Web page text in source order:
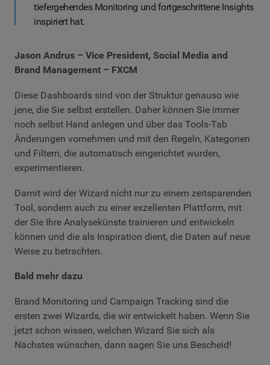
tiefergehendes Monitoring und fortgeschrittene Insights
inspiriert hat.
Jason Andrus – Vice President, Social Media and
Brand Management – FXCM
Diese Dashboards sind von der Struktur genauso wie
jene, die Sie selbst erstellen. Daher können Sie immer
noch selbst Hand anlegen und über das Tools-Tab
Änderungen vornehmen und mit den Regeln, Kategorien
und Filtern, die automatisch eingerichtet wurden,
experimentieren.
Damit wird der Wizard nicht nur zu einem zeitsparenden
Tool, sondern auch zu einer exzellenten Plattform, mit
der Sie Ihre Analysekünste trainieren und entwickeln
können und die als Inspiration dient, die Daten auf neue
Weise zu betrachten.
Bald mehr dazu
Brand Monitoring und Campaign Tracking sind die
ersten zwei Wizards, die wir entwickelt haben. Wenn Sie
jetzt schon wissen, welchen Wizard Sie sich als
Nächstes wünschen, dann sagen Sie uns Bescheid!